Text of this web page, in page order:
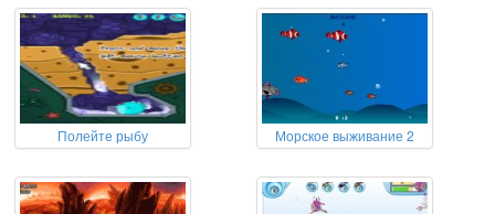
Полейте рыбу Морское выживание 2